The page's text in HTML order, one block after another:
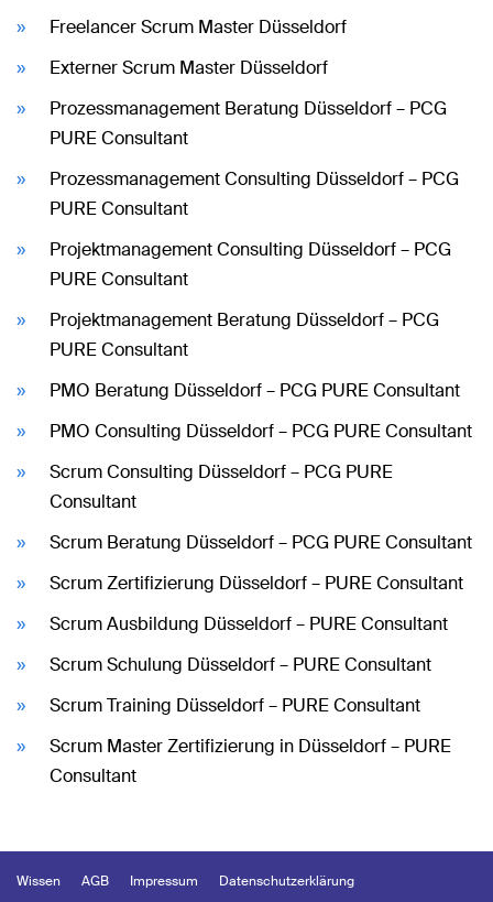
Freelancer Scrum Master Düsseldorf
Externer Scrum Master Düsseldorf
Prozessmanagement Beratung Düsseldorf – PCG
PURE Consultant
Prozessmanagement Consulting Düsseldorf – PCG
PURE Consultant
Projektmanagement Consulting Düsseldorf – PCG
PURE Consultant
Projektmanagement Beratung Düsseldorf – PCG
PURE Consultant
PMO Beratung Düsseldorf – PCG PURE Consultant
PMO Consulting Düsseldorf – PCG PURE Consultant
Scrum Consulting Düsseldorf – PCG PURE
Consultant
Scrum Beratung Düsseldorf – PCG PURE Consultant
Scrum Zertifizierung Düsseldorf – PURE Consultant
Scrum Ausbildung Düsseldorf – PURE Consultant
Scrum Schulung Düsseldorf – PURE Consultant
Scrum Training Düsseldorf – PURE Consultant
Scrum Master Zertifizierung in Düsseldorf – PURE
Consultant
Wissen AGB Impressum Datenschutzerklärung